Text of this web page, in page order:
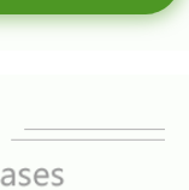
双绞线电